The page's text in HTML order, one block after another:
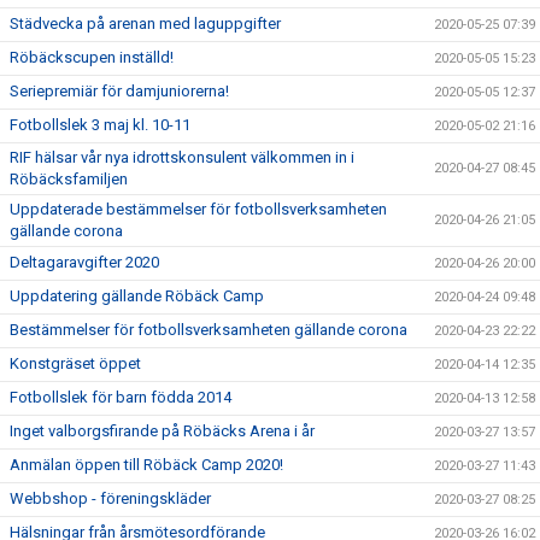
Städvecka på arenan med laguppgifter 2020-05-25 07:39
Röbäckscupen inställd! 2020-05-05 15:23
Seriepremiär för damjuniorerna! 2020-05-05 12:37
Fotbollslek 3 maj kl. 10-11 2020-05-02 21:16
RIF hälsar vår nya idrottskonsulent välkommen in i
Röbäcksfamiljen
2020-04-27 08:45
Uppdaterade bestämmelser för fotbollsverksamheten
gällande corona
2020-04-26 21:05
Deltagaravgifter 2020 2020-04-26 20:00
Uppdatering gällande Röbäck Camp 2020-04-24 09:48
Bestämmelser för fotbollsverksamheten gällande corona 2020-04-23 22:22
Konstgräset öppet 2020-04-14 12:35
Fotbollslek för barn födda 2014 2020-04-13 12:58
Inget valborgsfirande på Röbäcks Arena i år 2020-03-27 13:57
Anmälan öppen till Röbäck Camp 2020! 2020-03-27 11:43
Webbshop - föreningskläder 2020-03-27 08:25
Hälsningar från årsmötesordförande 2020-03-26 16:02